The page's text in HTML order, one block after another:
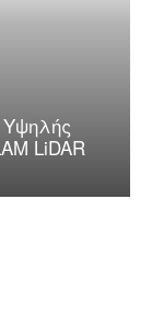
Υψηλής
LiDAR